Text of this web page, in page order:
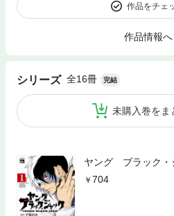
作品をチェ
作品情報へ
シリーズ 全16冊 完結
未購入巻をま
ヤング ブラック
704